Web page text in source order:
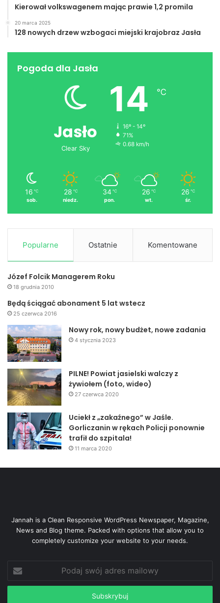
Kierował volkswagenem mając prawie 1,2 promila
20 marca 2025
128 nowych drzew wzbogaci miejski krajobraz Jasła
Pogoda dla Jasła
Jasło
Clear Sky
14 ℃
16º - 14º
71%
0.68 km/h
16 ℃
sob.
28 ℃
niedz.
34 ℃
pon.
26 ℃
wt.
26 ℃
śr.
Popularne Ostatnie Komentowane
Józef Folcik Managerem Roku
18 grudnia 2010
Będą ściągać abonament 5 lat wstecz
25 czerwca 2016
Nowy rok, nowy budżet, nowe zadania
4 stycznia 2023
PILNE! Powiat jasielski walczy z
żywiołem (foto, wideo)
27 czerwca 2020
Uciekł z „zakaźnego” w Jaśle.
Gorliczanin w rękach Policji ponownie
trafił do szpitala!
11 marca 2020
Jannah is a Clean Responsive WordPress Newspaper, Magazine,
News and Blog theme. Packed with options that allow you to
completely customize your website to your needs.
swój
adres